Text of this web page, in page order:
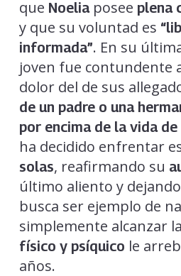
que Noeliaposee plena
y que su voluntad es
informada”. En su
joven fue contundente
dolor del de sus
de un padre o una
por encima de la vida de
ha decidido enfrentar
solas, reafirmando su
último aliento y
busca ser ejemplo de
simplemente alcanzar la
físico y psíquico le
años.